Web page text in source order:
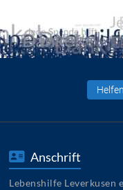
Anschrift
Lebenshilfe Leverkusen